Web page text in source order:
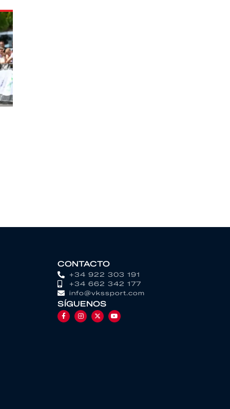
CONTACTO
+34 922 303 191
+34 662 342 177
info@vkssport.com
SÍGUENOS